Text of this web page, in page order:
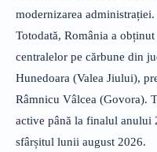
modernizarea administrației.
Totodată, România a
centralelor pe cărbune din
Hunedoara (Valea Jiului),
Râmnicu Vâlcea (Govora).
active până la finalul anului
sfârșitul lunii august 2026.